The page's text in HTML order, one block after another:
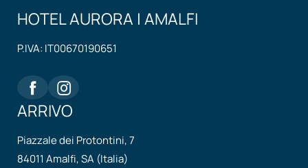
HOTEL AURORA | AMALFI
P.IVA: IT00670190651
ARRIVO
Piazzale dei Protontini, 7
84011 Amalfi, SA (Italia)